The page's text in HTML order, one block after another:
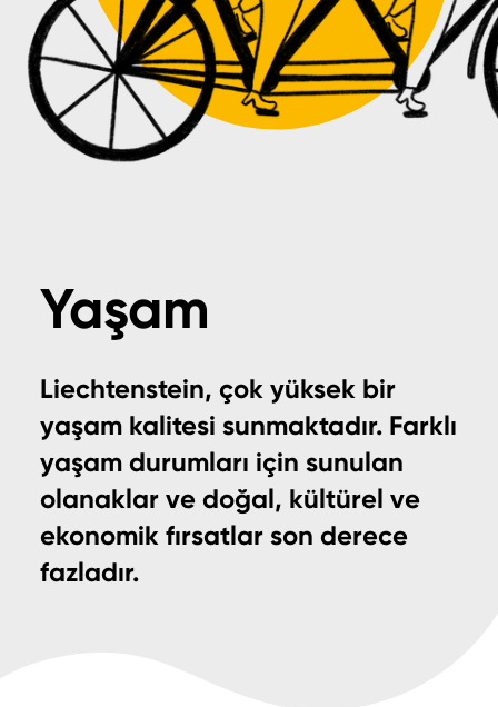
Yaşam
Liechtenstein, çok yüksek bir
yaşam kalitesi sunmaktadır. Farklı
yaşam durumları için sunulan
olanaklar ve doğal, kültürel ve
ekonomik fırsatlar son derece
fazladır.